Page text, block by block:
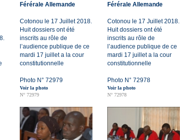
Férérale Allemande
Cotonou le 17 Juillet 2018.
Huit dossiers ont été
inscrits au rôle de
l’audience publique de ce
mardi 17 juillet a la cour
constitutionnelle
Photo N° 72979
Voir la photo
N° 72979
Férérale Allemande
Cotonou le 17 Juillet 2018.
Huit dossiers ont été
inscrits au rôle de
l’audience publique de ce
mardi 17 juillet a la cour
constitutionnelle
Photo N° 72978
Voir la photo
N° 72978